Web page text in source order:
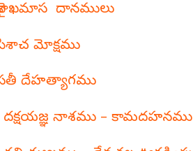
దానములు
మోక్షము
దేహత్యాగము
నాశము – కామదహనము